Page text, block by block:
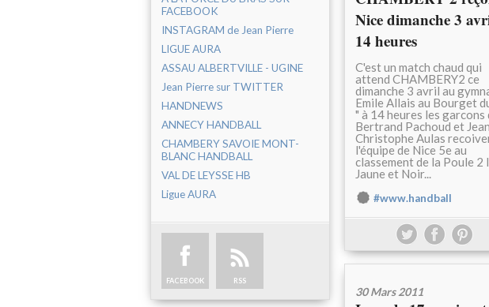
FACEBOOK
INSTAGRAM de Jean Pierre
LIGUE AURA
ASSAU ALBERTVILLE - UGINE
Jean Pierre sur TWITTER
HANDNEWS
ANNECY HANDBALL
CHAMBERY SAVOIE MONT-
BLANC HANDBALL
VAL DE LEYSSE HB
Ligue AURA
FACEBOOK RSS
Nice dimanche 3
14 heures
C'est un match chaud qui
attend CHAMBERY2 ce
dimanche 3 avril au
Emile Allais au Bourget
" à 14 heures les garcons
Bertrand Pachoud et Jean
Christophe Aulas
l'équipe de Nice 5e au
classement de la Poule 2
Jaune et Noir...
#www.handball
30 Mars 2011